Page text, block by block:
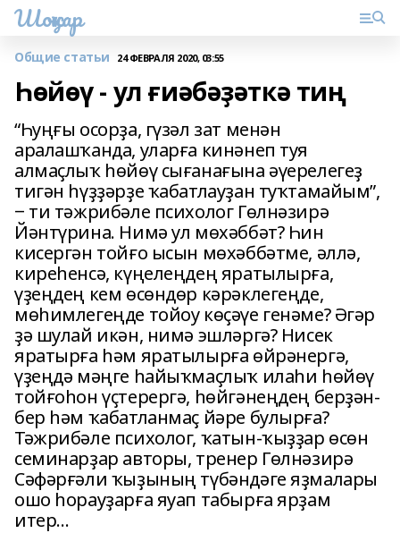
Шоңҡар
Общие статьи 24 ФЕВРАЛЯ 2020, 03:55
Һөйөү - ул ғиәбәҙәткә тиң
“Һуңғы осорҙа, гүзәл зат менән
аралашҡанда, уларға кинәнеп туя
алмаҫлыҡ һөйөү сығанағына әүерелегеҙ
тигән һүҙҙәрҙе ҡабатлауҙан туҡтамайым”,
‒ ти тәжрибәле психолог Гөлнәзирә
Йәнтүрина. Нимә ул мөхәббәт? Һин
кисергән тойғо ысын мөхәббәтме, әллә,
киреһенсә, күңелеңдең яратылырға,
үҙеңдең кем өсөндөр кәрәклегеңде,
мөһимлегеңде тойоу көҫәүе генәме? Әгәр
ҙә шулай икән, нимә эшләргә? Нисек
яратырға һәм яратылырға өйрәнергә,
үҙеңдә мәңге һайыҡмаҫлыҡ илаһи һөйөү
тойғоһон үҫтерергә, һөйгәнеңдең берҙән-
бер һәм ҡабатланмаҫ йәре булырға?
Тәжрибәле психолог, ҡатын-ҡыҙҙар өсөн
семинарҙар авторы, тренер Гөлнәзирә
Сәфәрғәли ҡыҙының түбәндәге яҙмалары
ошо һорауҙарға яуап табырға ярҙам
итер…